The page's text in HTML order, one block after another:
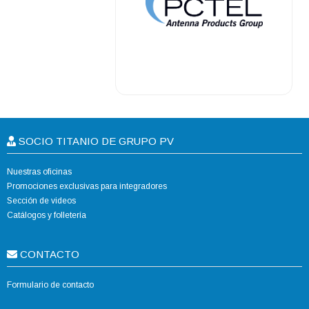
SOCIO TITANIO DE GRUPO PV
Nuestras oficinas
Promociones exclusivas para integradores
Sección de videos
Catálogos y folletería
CONTACTO
Formulario de contacto